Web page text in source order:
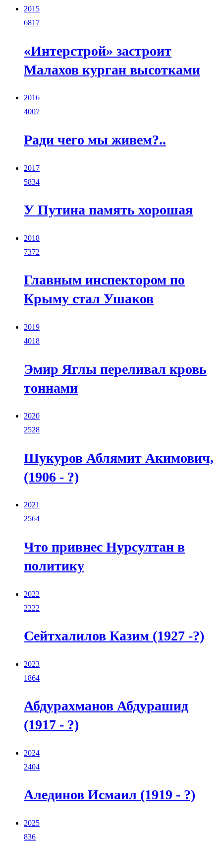
2015
6817
«Интерстрой» застроит
Малахов курган высотками
2016
4007
Ради чего мы живем?..
2017
5834
У Путина память хорошая
2018
7372
Главным инспектором по
Крыму стал Ушаков
2019
4018
Эмир Яглы переливал кровь
тоннами
2020
2528
Шукуров Аблямит Акимович,
(1906 - ?)
2021
2564
Что привнес Нурсултан в
политику
2022
2222
Сейтхалилов Казим (1927 -?)
2023
1864
Абдурахманов Абдурашид
(1917 - ?)
2024
2404
Алединов Исмаил (1919 - ?)
2025
836